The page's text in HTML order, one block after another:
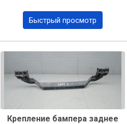
Быстрый просмотр
Крепление бампера заднее